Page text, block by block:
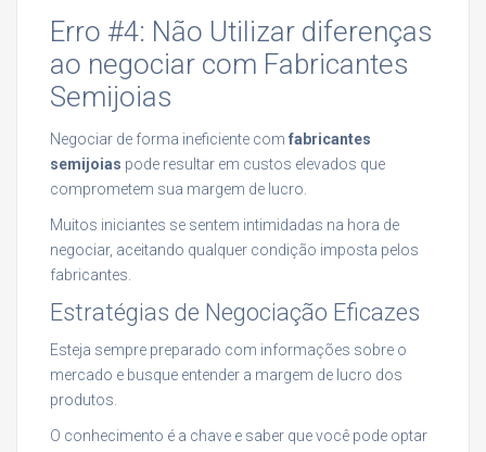
Erro #4: Não Utilizar diferenças
ao negociar com Fabricantes
Semijoias
Negociar de forma ineficiente com fabricantes
semijoias pode resultar em custos elevados que
comprometem sua margem de lucro.
Muitos iniciantes se sentem intimidadas na hora de
negociar, aceitando qualquer condição imposta pelos
fabricantes.
Estratégias de Negociação Eficazes
Esteja sempre preparado com informações sobre o
mercado e busque entender a margem de lucro dos
produtos.
O conhecimento é a chave e saber que você pode optar